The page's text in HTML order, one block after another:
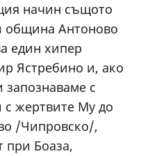
начин същото
община Антоново
един хипер
Ястребино и, ако
с
с жертвите Му до
/Чипровско/,
при Боаза,